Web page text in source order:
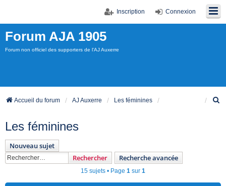
Connexion
Inscription
Forum AJA 1905
Forum non officiel des supporters de l'AJ Auxerre
Accueil du forum AJ Auxerre Les féminines
Les féminines
Nouveau sujet
Rechercher
Recherche avancée
15 sujets • Page 1 sur 1